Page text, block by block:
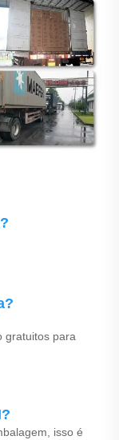
gratuitos para
isso é